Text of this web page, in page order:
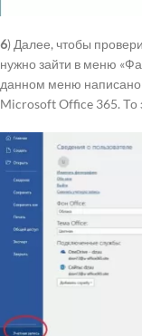
6) Далее, чтобы
нужно зайти в меню
данном меню написано
Microsoft Office 365. То